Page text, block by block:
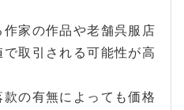
家の作品や老舗呉服店
取引される可能性が高
の有無によっても価格